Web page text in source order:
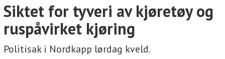
Siktet for tyveri av kjøretøy og
ruspåvirket kjøring
Politisak i Nordkapp lørdag kveld.